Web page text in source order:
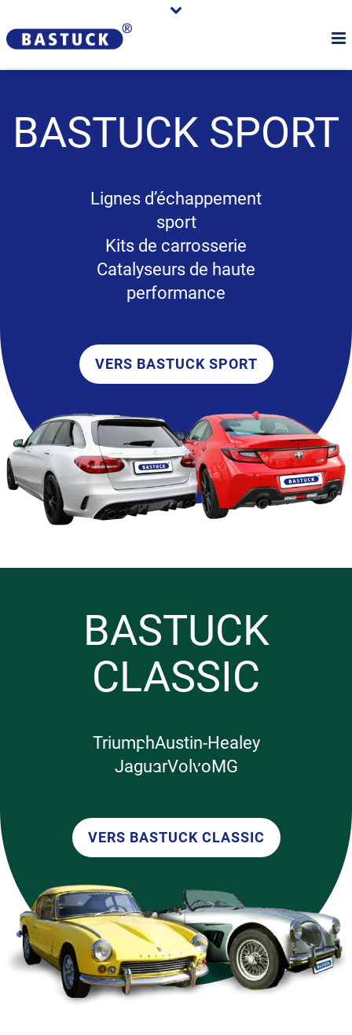
BASTUCK SPORT
Lignes d’échappement
sport
Kits de carrosserie
Catalyseurs de haute
performance
VERS BASTUCK SPORT
BASTUCK
CLASSIC
TriumphAustin-Healey
JaguarVolvoMG
VERS BASTUCK CLASSIC